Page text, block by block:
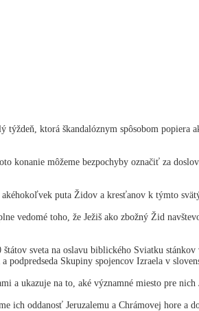
ktorá škandalóznym spôsobom
môžeme bezpochyby označiť za
puta Židov a kresťanov k týmto
vedomé toho, že Ježiš ako zbožný Žid
sveta na oslavu biblického Sviatku
Skupiny spojencov Izraela v
ukazuje na to, aké významné miesto pre nich
oddanosť Jeruzalemu a Chrámovej hore a